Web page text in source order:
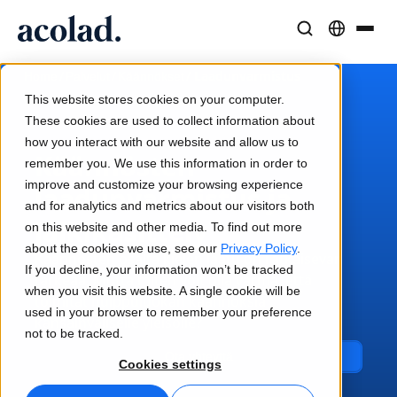
This website stores cookies on your computer.
These cookies are used to collect information about
how you interact with our website and allow us to
remember you. We use this information in order to
improve and customize your browsing experience
and for analytics and metrics about our visitors both
on this website and other media. To find out more
about the cookies we use, see our Privacy Policy.
If you decline, your information won’t be tracked
when you visit this website. A single cookie will be
used in your browser to remember your preference
not to be tracked.
Cookies settings
Käännös
Tekoälyn nopeus, inhimillinen tarkkuus
Tulkkaus
Saumatonta viestintää missä tahansa
Media ja viihde
Tuo tarinat joka näytölle
Konsultointi ja ulkoistus
Lia Translate
Välittömiä brändin mukaisia käännöksiä
Lia Live
Uusi näkökulma tulkkaukseen
Yhteydet
Työnkulkujen integrointi yksinkertaistettuna
AI-tulkkaus
Menestystarinat
Todellisia tuloksia asiakkailtamme
Artikkelit
Asiantuntijanäkemyksiä globaalista sisällöstä
E-kirjat
Syvällisiä oppaita ja strategioita
On-demand-webinaarit
Tietoa Acolad
Kestävyys
Kumppanit
Uutiset
Käännösten
laadunvarmistus ja
jälkikäsittely
Käännösten osalta kielen laatu on ratkaisevan
tärkeää. Mutta miten voit olla varma, että
toimitat huippuluokan käännöksiä
kansainväliselle yleisölle?